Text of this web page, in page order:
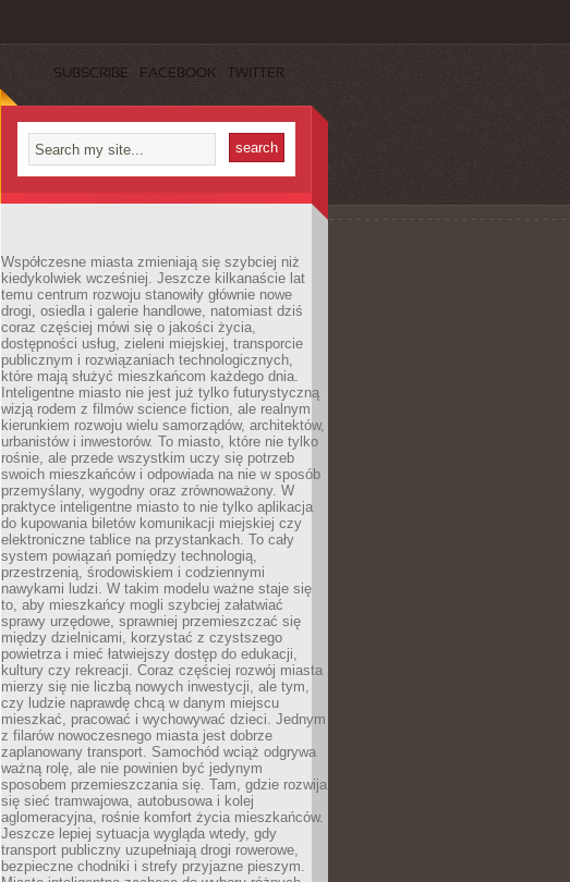
SUBSCRIBE FACEBOOK TWITTER
Współczesne miasta zmieniają się szybciej niż
kiedykolwiek wcześniej. Jeszcze kilkanaście lat
temu centrum rozwoju stanowiły głównie nowe
drogi, osiedla i galerie handlowe, natomiast dziś
coraz częściej mówi się o jakości życia,
dostępności usług, zieleni miejskiej, transporcie
publicznym i rozwiązaniach technologicznych,
które mają służyć mieszkańcom każdego dnia.
Inteligentne miasto nie jest już tylko futurystyczną
wizją rodem z filmów science fiction, ale realnym
kierunkiem rozwoju wielu samorządów, architektów,
urbanistów i inwestorów. To miasto, które nie tylko
rośnie, ale przede wszystkim uczy się potrzeb
swoich mieszkańców i odpowiada na nie w sposób
przemyślany, wygodny oraz zrównoważony. W
praktyce inteligentne miasto to nie tylko aplikacja
do kupowania biletów komunikacji miejskiej czy
elektroniczne tablice na przystankach. To cały
system powiązań pomiędzy technologią,
przestrzenią, środowiskiem i codziennymi
nawykami ludzi. W takim modelu ważne staje się
to, aby mieszkańcy mogli szybciej załatwiać
sprawy urzędowe, sprawniej przemieszczać się
między dzielnicami, korzystać z czystszego
powietrza i mieć łatwiejszy dostęp do edukacji,
kultury czy rekreacji. Coraz częściej rozwój miasta
mierzy się nie liczbą nowych inwestycji, ale tym,
czy ludzie naprawdę chcą w danym miejscu
mieszkać, pracować i wychowywać dzieci. Jednym
z filarów nowoczesnego miasta jest dobrze
zaplanowany transport. Samochód wciąż odgrywa
ważną rolę, ale nie powinien być jedynym
sposobem przemieszczania się. Tam, gdzie rozwija
się sieć tramwajowa, autobusowa i kolej
aglomeracyjna, rośnie komfort życia mieszkańców.
Jeszcze lepiej sytuacja wygląda wtedy, gdy
transport publiczny uzupełniają drogi rowerowe,
bezpieczne chodniki i strefy przyjazne pieszym.